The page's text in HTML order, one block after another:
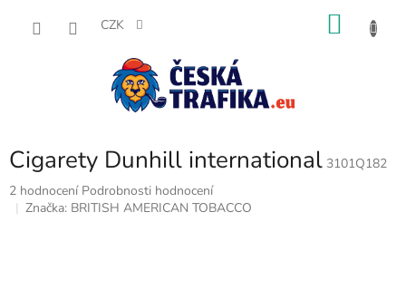
CZK
Cigarety Dunhill international 3101Q182
Průměrné
hodnocení
2 hodnocení Podrobnosti hodnocení
Značka: BRITISH AMERICAN TOBACCO